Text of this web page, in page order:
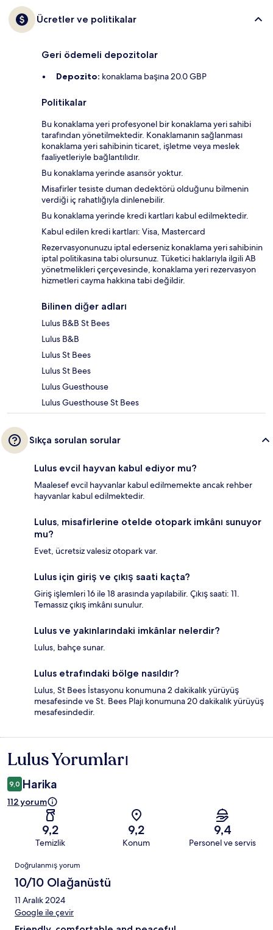
Ücretler ve politikalar
Geri ödemeli depozitolar
Depozito: konaklama başına 20.0 GBP
Politikalar
Bu konaklama yeri profesyonel bir konaklama yeri sahibi
tarafından yönetilmektedir. Konaklamanın sağlanması
konaklama yeri sahibinin ticaret, işletme veya meslek
faaliyetleriyle bağlantılıdır.
Bu konaklama yerinde asansör yoktur.
Misafirler tesiste duman dedektörü olduğunu bilmenin
verdiği iç rahatlığıyla dinlenebilir.
Bu konaklama yerinde kredi kartları kabul edilmektedir.
Kabul edilen kredi kartları: Visa, Mastercard
Rezervasyonunuzu iptal ederseniz konaklama yeri sahibinin
iptal politikasına tabi olursunuz. Tüketici haklarıyla ilgili AB
yönetmelikleri çerçevesinde, konaklama yeri rezervasyon
hizmetleri cayma hakkına tabi değildir.
Bilinen diğer adları
Lulus B&B St Bees
Lulus B&B
Lulus St Bees
Lulus St Bees
Lulus Guesthouse
Lulus Guesthouse St Bees
Sıkça sorulan sorular
Lulus evcil hayvan kabul ediyor mu?
Maalesef evcil hayvanlar kabul edilmemekte ancak rehber
hayvanlar kabul edilmektedir.
Lulus, misafirlerine otelde otopark imkânı sunuyor
mu?
Evet, ücretsiz valesiz otopark var.
Lulus için giriş ve çıkış saati kaçta?
Giriş işlemleri 16 ile 18 arasında yapılabilir. Çıkış saati: 11.
Temassız çıkış imkânı sunulur.
Lulus ve yakınlarındaki imkânlar nelerdir?
Lulus, bahçe sunar.
Lulus etrafındaki bölge nasıldır?
Lulus, St Bees İstasyonu konumuna 2 dakikalık yürüyüş
mesafesinde ve St. Bees Plajı konumuna 20 dakikalık yürüyüş
mesafesindedir.
Yorumlar
Lulus Yorumları
9,0 Harika
112 yorum
9,2
Temizlik
9,2
Konum
9,4
Personel ve servis
Yorumlar
Doğrulanmış yorum
10/10 Olağanüstü
11 Aralık 2024
Google ile çevir